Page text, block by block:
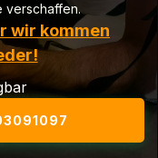
verschaffen.
wir kommen